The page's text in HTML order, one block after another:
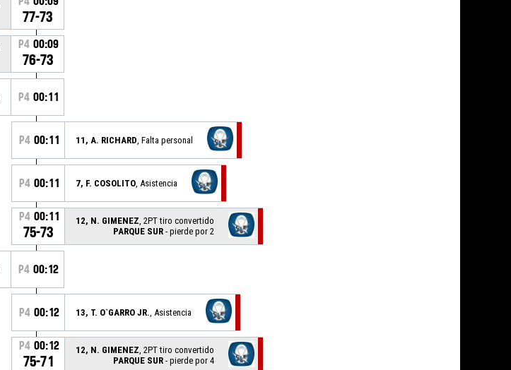
77-73
P4 00:09
76-73
P4 00:11
P4 00:11 11, A. RICHARD , Falta personal
P4 00:11 7, F. COSOLITO , Asistencia
P4 00:11
75-73
12, N. GIMENEZ , 2PT tiro convertido
PARQUE SUR - pierde por 2
P4 00:12
P4 00:12 13, T. O`GARRO JR. , Asistencia
P4 00:12
75-71
12, N. GIMENEZ , 2PT tiro convertido
PARQUE SUR - pierde por 4